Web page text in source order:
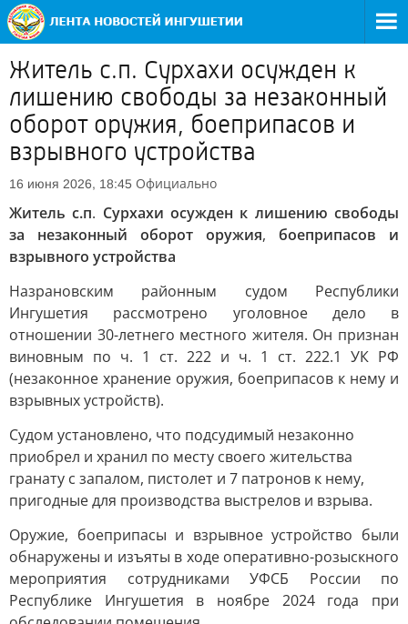
Житель с.п. Сурхахи осужден к
лишению свободы за незаконный
оборот оружия, боеприпасов и
взрывного устройства
16 июня 2026, 18:45 Официально
Житель с.п. Сурхахи осужден к лишению свободы
за незаконный оборот оружия, боеприпасов и
взрывного устройства
Назрановским районным судом Республики
Ингушетия рассмотрено уголовное дело в
отношении 30-летнего местного жителя. Он признан
виновным по ч. 1 ст. 222 и ч. 1 ст. 222.1 УК РФ
(незаконное хранение оружия, боеприпасов к нему и
взрывных устройств).
Судом установлено, что подсудимый незаконно
приобрел и хранил по месту своего жительства
гранату с запалом, пистолет и 7 патронов к нему,
пригодные для производства выстрелов и взрыва.
Оружие, боеприпасы и взрывное устройство были
обнаружены и изъяты в ходе оперативно-розыскного
мероприятия сотрудниками УФСБ России по
Республике Ингушетия в ноябре 2024 года при